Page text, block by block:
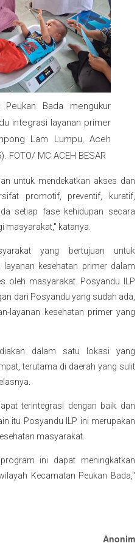
Bada mengukur
integrasi layanan primer
Lam Lumpu, Aceh
FOTO/ MC ACEH BESAR
untuk mendekatkan akses dan
promotif, preventif, kuratif,
setiap fase kehidupan secara
masyarakat," katanya.
yang bertujuan untuk
kesehatan primer dalam
oleh masyarakat. Posyandu ILP
dari Posyandu yang sudah ada,
layanan kesehatan primer yang
dalam satu lokasi yang
terutama di daerah yang sulit
terintegrasi dengan baik dan
itu Posyandu ILP ini merupakan
masyarakat.
ini dapat meningkatkan
Kecamatan Peukan Bada,"
Anonim